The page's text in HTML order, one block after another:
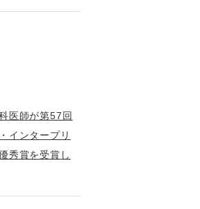
医師が第57回
インタープリ
秀賞を受賞し